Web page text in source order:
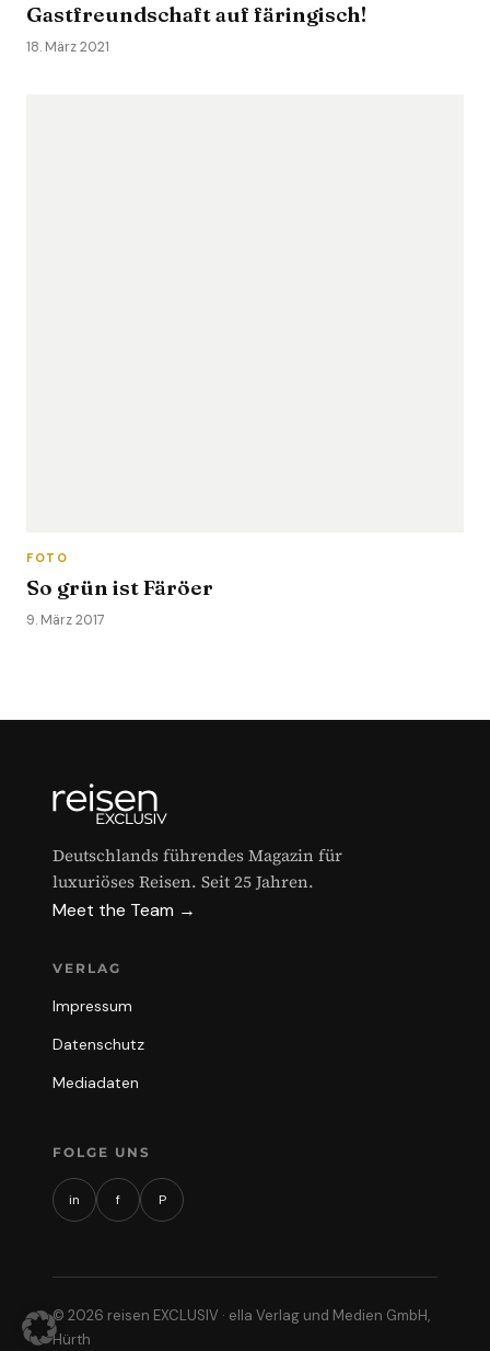
Gastfreundschaft auf färingisch!
18. März 2021
FOTO
So grün ist Färöer
9. März 2017
Deutschlands führendes Magazin für
luxuriöses Reisen. Seit 25 Jahren.
Meet the Team →
VERLAG
Impressum
Datenschutz
Mediadaten
FOLGE UNS
in f P
© 2026 reisen EXCLUSIV · ella Verlag und Medien GmbH,
Hürth